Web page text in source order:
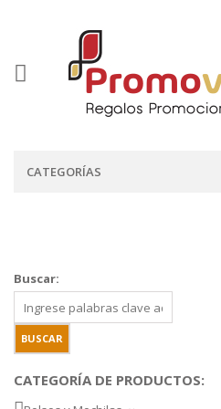
CATEGORÍAS
Buscar:
CATEGORÍA DE PRODUCTOS: